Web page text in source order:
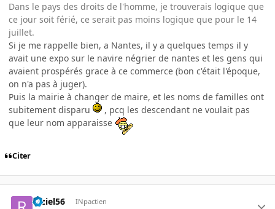
Dans le pays des droits de l'homme, je trouverais logique que
ce jour soit férié, ce serait pas moins logique que pour le 14
juillet.
Si je me rappelle bien, a Nantes, il y a quelques temps il y
avait une expo sur le navire négrier de nantes et les gens qui
avaient prospérés grace à ce commerce (bon c'était l'époque,
on n'a pas à juger).
Puis la mairie à changer de maire, et les noms de familles ont
subitement disparu
, pcq les descendant ne voulait pas
que leur nom apparaisse
Citer
raziel56 INpactien